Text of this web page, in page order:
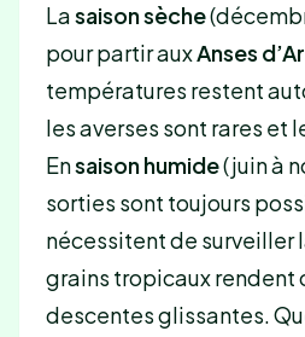
Lasaison sèche
pour partir auxAnses
températures restent
les averses sont rares et
Ensaison humide(juin à
sorties sont toujours
nécessitent de surveiller
grains tropicaux rendent
descentes glissantes.